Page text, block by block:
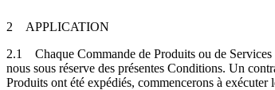
2
APPLICATION
2.1
Chaque Commande de Produits ou de
nous sous réserve des présentes Conditions. Un
Produits ont été expédiés, commencerons à